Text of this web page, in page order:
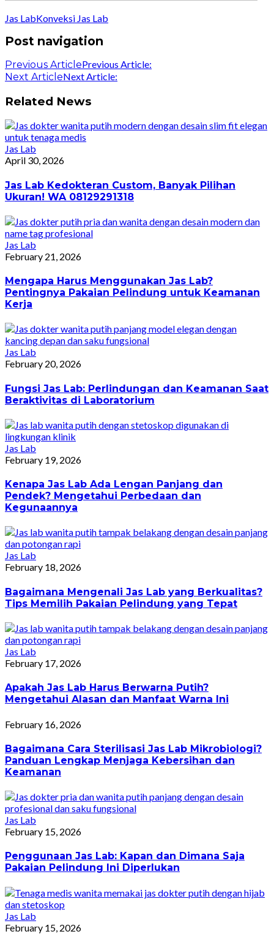
Jas LabKonveksi Jas Lab
Post navigation
Previous ArticlePrevious Article:
Next ArticleNext Article:
Related News
Jas Lab
April 30, 2026
Jas Lab Kedokteran Custom, Banyak Pilihan
Ukuran! WA 08129291318
Jas Lab
February 21, 2026
Mengapa Harus Menggunakan Jas Lab?
Pentingnya Pakaian Pelindung untuk Keamanan
Kerja
Jas Lab
February 20, 2026
Fungsi Jas Lab: Perlindungan dan Keamanan Saat
Beraktivitas di Laboratorium
Jas Lab
February 19, 2026
Kenapa Jas Lab Ada Lengan Panjang dan
Pendek? Mengetahui Perbedaan dan
Kegunaannya
Jas Lab
February 18, 2026
Bagaimana Mengenali Jas Lab yang Berkualitas?
Tips Memilih Pakaian Pelindung yang Tepat
Jas Lab
February 17, 2026
Apakah Jas Lab Harus Berwarna Putih?
Mengetahui Alasan dan Manfaat Warna Ini
February 16, 2026
Bagaimana Cara Sterilisasi Jas Lab Mikrobiologi?
Panduan Lengkap Menjaga Kebersihan dan
Keamanan
Jas Lab
February 15, 2026
Penggunaan Jas Lab: Kapan dan Dimana Saja
Pakaian Pelindung Ini Diperlukan
Jas Lab
February 15, 2026